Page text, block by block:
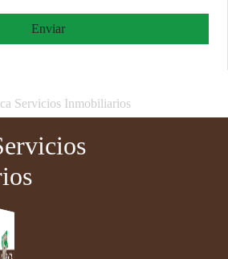
Enviar
Servicios Inmobiliarios